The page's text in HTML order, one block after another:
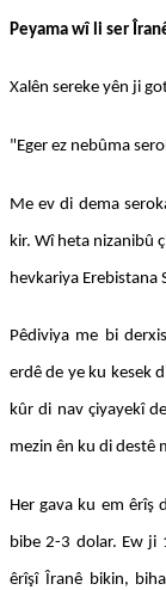
Peyama wî li ser
Xalên sereke yên ji
"Eger ez nebûma
Me ev di dema
kir. Wî heta nizanibû
hevkariya Erebistana
Pêdiviya me bi
erdê de ye ku kesek
kûr di nav çiyayekî
mezin ên ku di destê
Her gava ku em êrîş
bibe 2-3 dolar. Ew ji
êrîşî Îranê bikin,